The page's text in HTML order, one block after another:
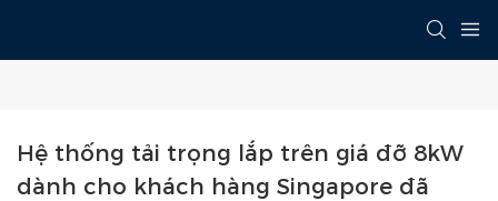
Hệ thống tải trọng lắp trên giá đỡ 8kW
dành cho khách hàng Singapore đã